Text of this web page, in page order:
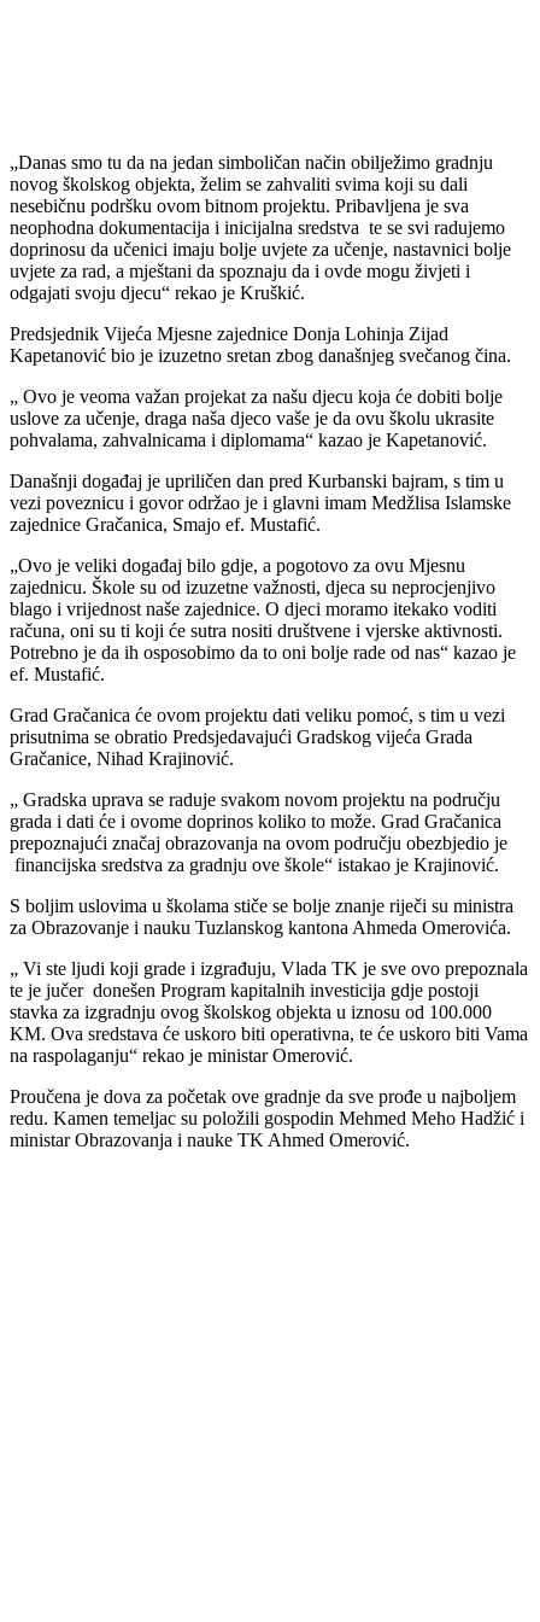
„Danas smo tu da na jedan simboličan način obilježimo gradnju
novog školskog objekta, želim se zahvaliti svima koji su dali
nesebičnu podršku ovom bitnom projektu. Pribavljena je sva
neophodna dokumentacija i inicijalna sredstva te se svi radujemo
doprinosu da učenici imaju bolje uvjete za učenje, nastavnici bolje
uvjete za rad, a mještani da spoznaju da i ovde mogu živjeti i
odgajati svoju djecu“ rekao je Kruškić.
Predsjednik Vijeća Mjesne zajednice Donja Lohinja Zijad
Kapetanović bio je izuzetno sretan zbog današnjeg svečanog čina.
„ Ovo je veoma važan projekat za našu djecu koja će dobiti bolje
uslove za učenje, draga naša djeco vaše je da ovu školu ukrasite
pohvalama, zahvalnicama i diplomama“ kazao je Kapetanović.
Današnji događaj je upriličen dan pred Kurbanski bajram, s tim u
vezi poveznicu i govor održao je i glavni imam Medžlisa Islamske
zajednice Gračanica, Smajo ef. Mustafić.
„Ovo je veliki događaj bilo gdje, a pogotovo za ovu Mjesnu
zajednicu. Škole su od izuzetne važnosti, djeca su neprocjenjivo
blago i vrijednost naše zajednice. O djeci moramo itekako voditi
računa, oni su ti koji će sutra nositi društvene i vjerske aktivnosti.
Potrebno je da ih osposobimo da to oni bolje rade od nas“ kazao je
ef. Mustafić.
Grad Gračanica će ovom projektu dati veliku pomoć, s tim u vezi
prisutnima se obratio Predsjedavajući Gradskog vijeća Grada
Gračanice, Nihad Krajinović.
„ Gradska uprava se raduje svakom novom projektu na području
grada i dati će i ovome doprinos koliko to može. Grad Gračanica
prepoznajući značaj obrazovanja na ovom području obezbjedio je
financijska sredstva za gradnju ove škole“ istakao je Krajinović.
S boljim uslovima u školama stiče se bolje znanje riječi su ministra
za Obrazovanje i nauku Tuzlanskog kantona Ahmeda Omerovića.
„ Vi ste ljudi koji grade i izgrađuju, Vlada TK je sve ovo prepoznala
te je jučer donešen Program kapitalnih investicija gdje postoji
stavka za izgradnju ovog školskog objekta u iznosu od 100.000
KM. Ova sredstava će uskoro biti operativna, te će uskoro biti Vama
na raspolaganju“ rekao je ministar Omerović.
Proučena je dova za početak ove gradnje da sve prođe u najboljem
redu. Kamen temeljac su položili gospodin Mehmed Meho Hadžić i
ministar Obrazovanja i nauke TK Ahmed Omerović.